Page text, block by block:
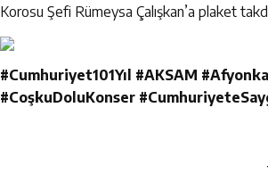
Korosu Şefi Rümeysa Çalışkan’a plaket
#Cumhuriyet101Yıl #AKSAM
#CoşkuDoluKonser